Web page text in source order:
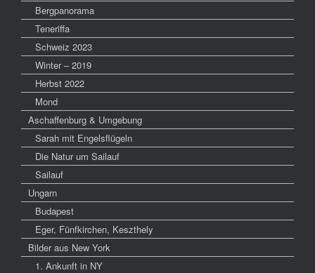
Bergpanorama
Teneriffa
Schweiz 2023
Winter – 2019
Herbst 2022
Mond
Aschaffenburg & Umgebung
Sarah mit Engelsflügeln
Die Natur um Sailauf
Sailauf
Ungarn
Budapest
Eger, Fünfkirchen, Keszthely
Bilder aus New York
1. Ankunft in NY